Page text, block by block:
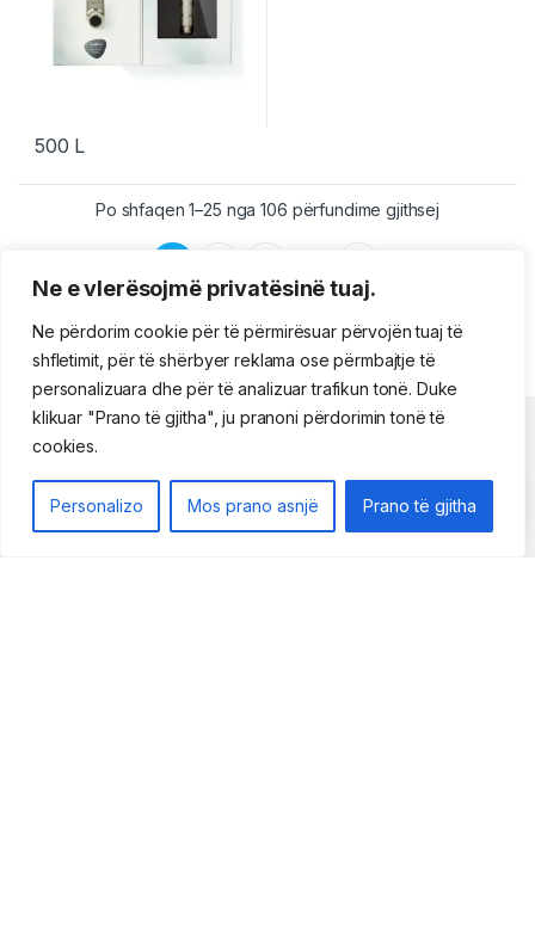
Ne e vlerësojmë privatësinë tuaj.
Ne përdorim cookie për të përmirësuar përvojën tuaj të
shfletimit, për të shërbyer reklama ose përmbajtje të
personalizuara dhe për të analizuar trafikun tonë. Duke
klikuar "Prano të gjitha", ju pranoni përdorimin tonë të
cookies.
Personalizo Mos prano asnjë Prano të gjitha
500 L
Po shfaqen 1–25 nga 106 përfundime gjithsej
Rreth nesh
Politikat e privatësisë